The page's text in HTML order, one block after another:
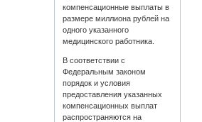
компенсационные выплаты в
размере миллиона рублей на
одного указанного
медицинского работника.
В соответствии с
Федеральным законом
порядок и условия
предоставления указанных
компенсационных выплат
распространяются на